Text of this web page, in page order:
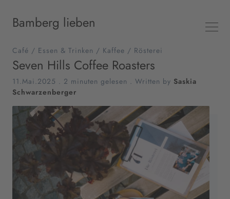
Bamberg lieben
Café / Essen & Trinken / Kaffee / Rösterei
Seven Hills Coffee Roasters
11.Mai.2025 . 2 minuten gelesen . Written by Saskia
Schwarzenberger